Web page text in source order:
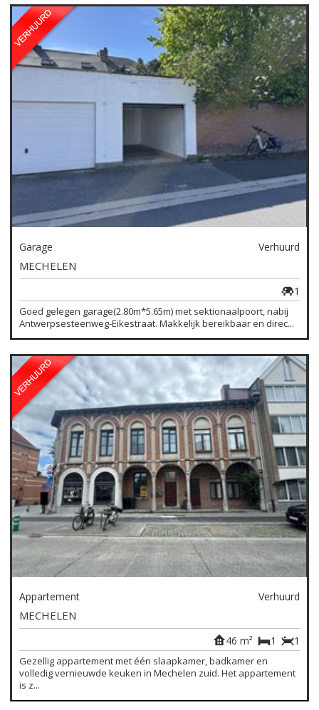
Garage Verhuurd
MECHELEN
1
Goed gelegen garage(2.80m*5.65m) met sektionaalpoort, nabij
Antwerpsesteenweg-Eikestraat. Makkelijk bereikbaar en direc...
Appartement Verhuurd
MECHELEN
1
1
46 m²
Gezellig appartement met één slaapkamer, badkamer en
volledig vernieuwde keuken in Mechelen zuid. Het appartement
is z...